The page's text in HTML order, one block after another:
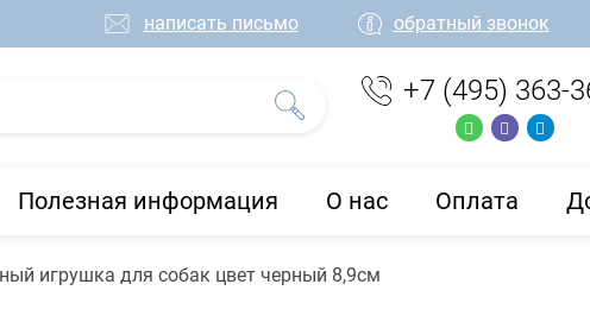
написать письмо обратный звонок
+7 (495) 363-
Полезная информация О нас Оплата
игрушка для собак цвет черный 8,9см